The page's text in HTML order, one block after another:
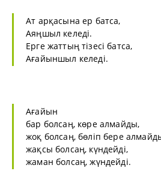
Ат арқасына ер батса,
Аяңшыл келеді.
Ерге жаттың тізесі батса,
Ағайыншыл келеді.
Ағайын
бар болсаң, көре алмайды,
жоқ болсаң, бөліп бере
жақсы болсаң, күндейді,
жаман болсаң, жүндейді.